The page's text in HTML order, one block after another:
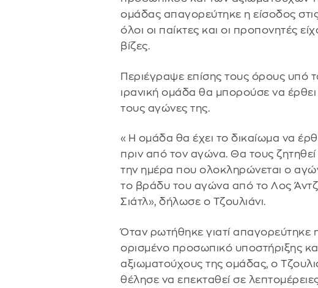
ομάδας απαγορεύτηκε η είσοδος
όλοι οι παίκτες και οι προπονητές
βίζες.
Περιέγραψε επίσης τους όρους υπό
ιρανική ομάδα θα μπορούσε να έρθει
τους αγώνες της.
«Η ομάδα θα έχει το δικαίωμα να
πριν από τον αγώνα. Θα τους
την ημέρα που ολοκληρώνεται ο
το βράδυ του αγώνα από το Λος
Σιάτλ», δήλωσε ο Τζουλιάνι.
Όταν ρωτήθηκε γιατί απαγορεύτηκε
ορισμένο προσωπικό υποστήριξης
αξιωματούχους της ομάδας, ο
θέλησε να επεκταθεί σε